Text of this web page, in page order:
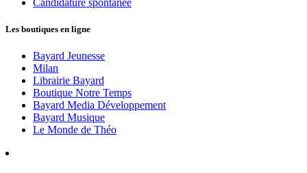
Candidature spontanée
Les boutiques en ligne
Bayard Jeunesse
Milan
Librairie Bayard
Boutique Notre Temps
Bayard Media Développement
Bayard Musique
Le Monde de Théo